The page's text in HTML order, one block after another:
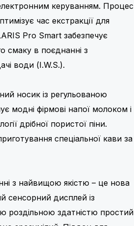
керуванням. Процес
час екстракції для
Pro Smart забезпечує
смаку в поєднанні з
води (I.W.S.).
носик із регульованою
модні фірмові напої молоком і
дрібної пористої піни.
спеціальної кави за
з найвищою якістю – це нова
сенсорний дисплей із
роздільною здатністю простий